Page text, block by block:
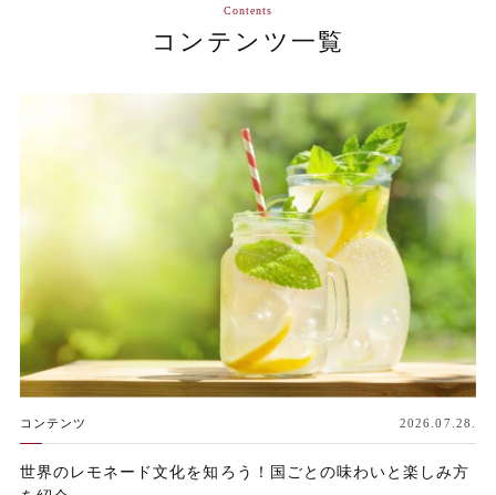
コンテンツ一覧
Contents
コンテンツ 2026.07.28.
世界のレモネード文化を知ろう！国ごとの味わいと楽しみ方